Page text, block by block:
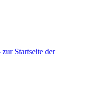
Startseite der